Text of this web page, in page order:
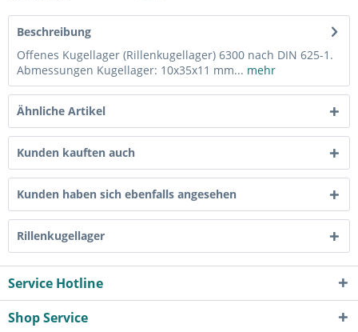
Beschreibung
Offenes Kugellager (Rillenkugellager) 6300 nach DIN 625-1.
Abmessungen Kugellager: 10x35x11 mm... mehr
Ähnliche Artikel
Kunden kauften auch
Kunden haben sich ebenfalls angesehen
Rillenkugellager
Service Hotline
Shop Service